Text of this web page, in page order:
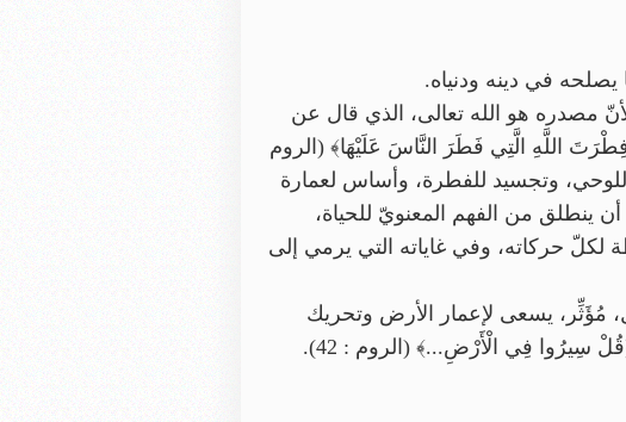
يصلحه في دينه ودنياه.
مصدره هو الله تعالى، الذي قال عن
صِبْغَةً﴾(البقرة: 138)، وقال سبحانه: ﴿فِطْرَتَ اللَّهِ الَّتِي فَطَرَ النَّاسَ عَلَيْهَا﴾ (الروم
للوحي، وتجسيد للفطرة، وأساس لعمارة
ينطلق من الفهم المعنويّ للحياة،
لكلّ حركاته، وفي غاياته التي يرمي إلى
مُؤَثِّر، يسعى لإعمار الأرض وتحريك
سِيرُوا فِي الْأَرْضِ...﴾ (الروم : 42).